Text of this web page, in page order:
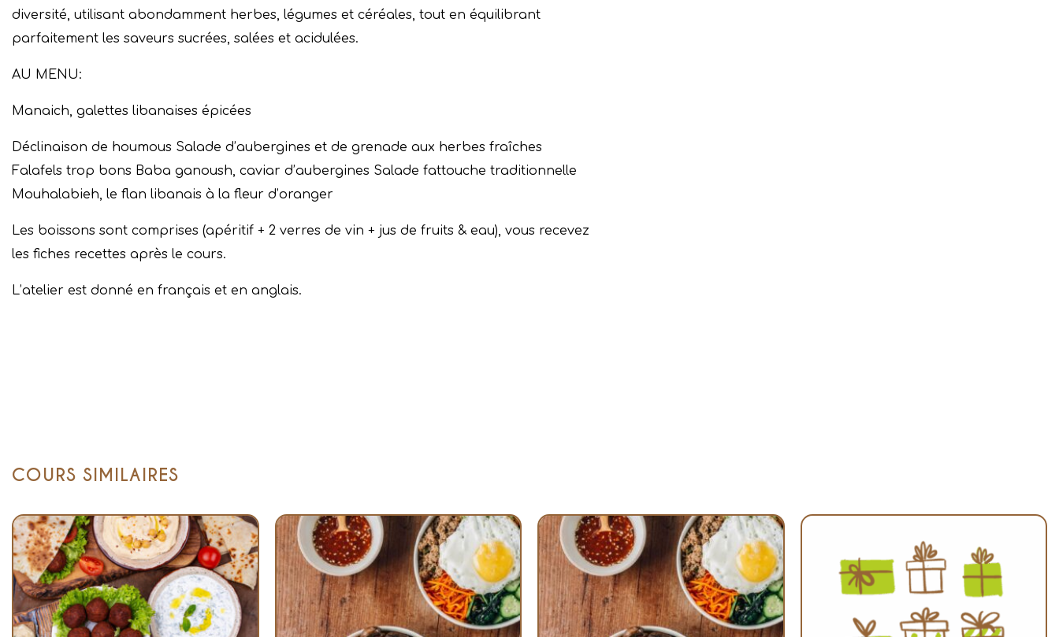
diversité, utilisant abondamment herbes, légumes et céréales, tout en équilibrant
parfaitement les saveurs sucrées, salées et acidulées.
AU MENU:
Manaich, galettes libanaises épicées
Déclinaison de houmous Salade d’aubergines et de grenade aux herbes fraîches
Falafels trop bons Baba ganoush, caviar d’aubergines Salade fattouche traditionnelle
Mouhalabieh, le flan libanais à la fleur d’oranger
Les boissons sont comprises (apéritif + 2 verres de vin + jus de fruits & eau), vous recevez
les fiches recettes après le cours.
L’atelier est donné en français et en anglais.
COURS SIMILAIRES